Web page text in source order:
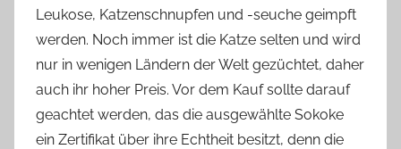
Leukose, Katzenschnupfen und -seuche geimpft
werden. Noch immer ist die Katze selten und wird
nur in wenigen Ländern der Welt gezüchtet, daher
auch ihr hoher Preis. Vor dem Kauf sollte darauf
geachtet werden, das die ausgewählte Sokoke
ein Zertifikat über ihre Echtheit besitzt, denn die